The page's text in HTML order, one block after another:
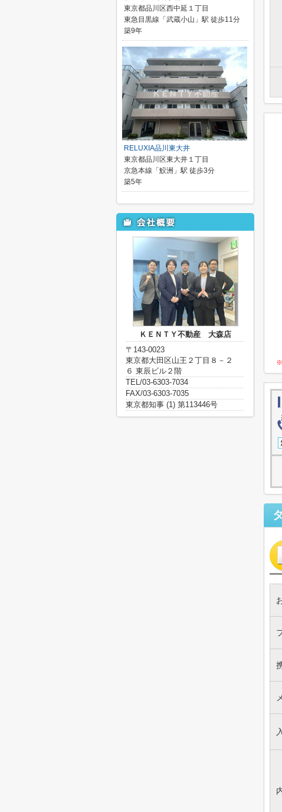
※
東京都品川区西中延１丁目
東急目黒線「武蔵小山」駅 徒歩11分
築9年
RELUXIA品川東大井
東京都品川区東大井１丁目
京急本線「鮫洲」駅 徒歩3分
築5年
ＫＥＮＴＹ不動産 大森店
〒143-0023
東京都大田区山王２丁目８－２
６ 東辰ビル２階
TEL/03-6303-7034
FAX/03-6303-7035
東京都知事 (1) 第113446号